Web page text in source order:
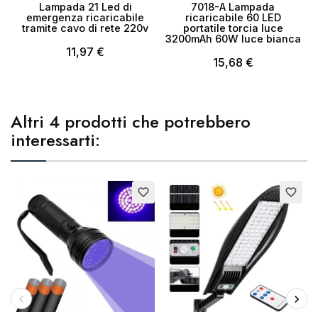
Lampada 21 Led di
emergenza ricaricabile
tramite cavo di rete 220v
11,97 €
7018-A Lampada
ricaricabile 60 LED
portatile torcia luce
3200mAh 60W luce bianca
15,68 €
Altri 4 prodotti che potrebbero
interessarti:
favorite_border favorite_border